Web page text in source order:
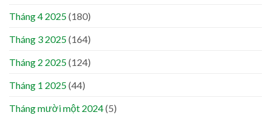
Tháng 4 2025(180)
Tháng 3 2025(164)
Tháng 2 2025(124)
Tháng 1 2025(44)
Tháng mười một 2024(5)